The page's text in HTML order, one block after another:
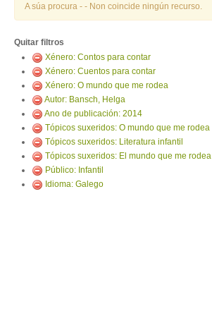
A súa procura - - Non coincide ningún recurso.
Quitar filtros
Xénero: Contos para contar
Xénero: Cuentos para contar
Xénero: O mundo que me rodea
Autor: Bansch, Helga
Ano de publicación: 2014
Tópicos suxeridos: O mundo que me rodea
Tópicos suxeridos: Literatura infantil
Tópicos suxeridos: El mundo que me rodea
Público: Infantil
Idioma: Galego